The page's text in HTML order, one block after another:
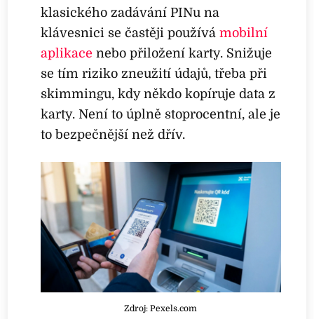
klasického zadávání PINu na
klávesnici se častěji používámobilní
aplikace nebo přiložení karty. Snižuje
se tím riziko zneužití údajů, třeba při
skimmingu, kdy někdo kopíruje data z
karty. Není to úplně stoprocentní, ale je
to bezpečnější než dřív.
Zdroj: Pexels.com